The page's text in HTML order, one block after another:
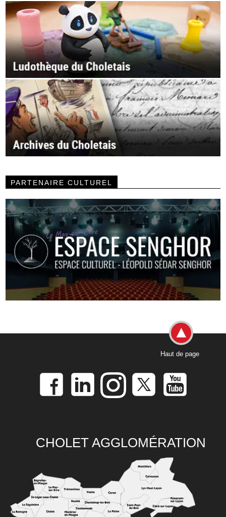
PARTENAIRE CULTUREL
Haut de page
CHOLET AGGLOMÉRATION